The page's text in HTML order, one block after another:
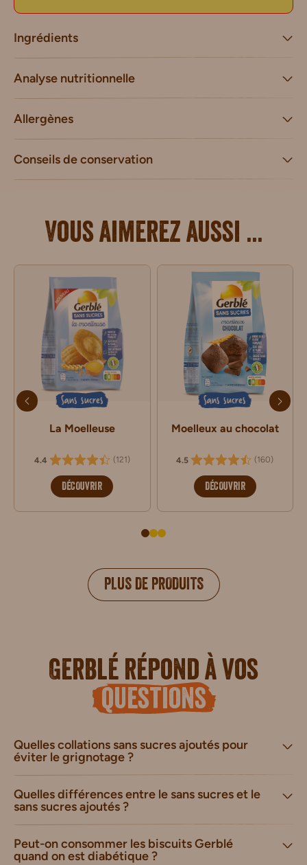
Ingrédients
Analyse nutritionnelle
Allergènes
Conseils de conservation
Vous aimerez aussi ...
Sans sucres
La Moelleuse
4.4 (121)
DÉCOUVRIR
Sans sucres
Moelleux au chocolat
4.5 (160)
DÉCOUVRIR
PLUS DE PRODUITS
Gerblé répond à vos
questions
Quelles collations sans sucres ajoutés pour
éviter le grignotage ?
Quelles différences entre le sans sucres et le
sans sucres ajoutés ?
Peut-on consommer les biscuits Gerblé
quand on est diabétique ?